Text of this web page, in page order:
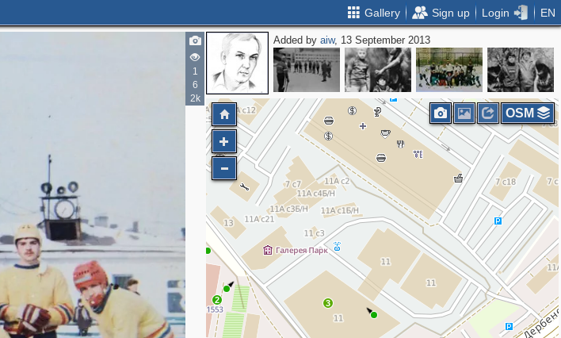
Gallery Sign up Login EN
1
6
2k
Added byaiw, 13 September 2013
3
2
OSM